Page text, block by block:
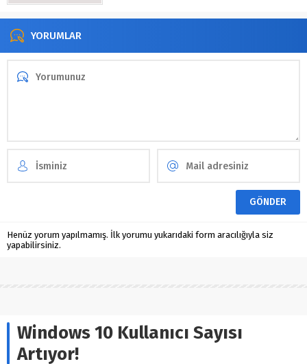
YORUMLAR
Henüz yorum yapılmamış. İlk yorumu yukarıdaki form aracılığıyla siz
yapabilirsiniz.
Windows 10 Kullanıcı Sayısı
Artıyor!